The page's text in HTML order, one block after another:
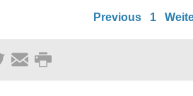
Previous 1